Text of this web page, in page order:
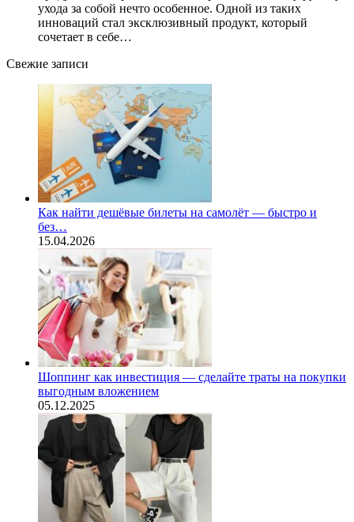
ухода за собой нечто особенное. Одной из таких
инноваций стал эксклюзивный продукт, который
сочетает в себе…
Свежие записи
Как найти дешёвые билеты на самолёт — быстро и
без…
15.04.2026
Шоппинг как инвестиция — сделайте траты на покупки
выгодным вложением
05.12.2025